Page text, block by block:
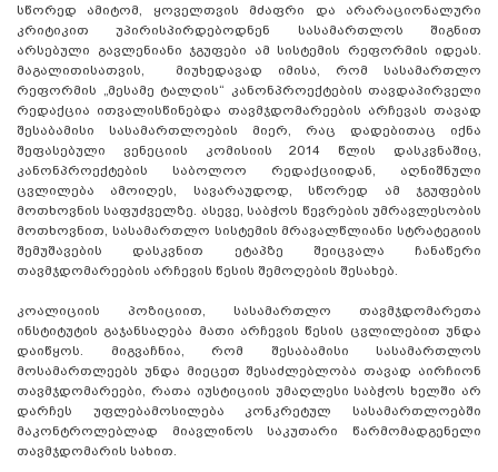
სწორედ ამიტომ, ყოველთვის მძაფრი და არარაციონალური
კრიტიკით უპირისპირდებოდნენ სასამართლოს შიგნით
არსებული გავლენიანი ჯგუფები ამ სისტემის რეფორმის იდეას.
მაგალითისათვის, მიუხედავად იმისა, რომ სასამართლო
რეფორმის „მესამე ტალღის“ კანონპროექტების თავდაპირველი
რედაქცია ითვალისწინებდა თავმჯდომარეების არჩევას თავად
შესაბამისი სასამართლოების მიერ, რაც დადებითაც იქნა
შეფასებული ვენეციის კომისიის 2014 წლის დასკვნაშიც,
კანონპროექტების საბოლოო რედაქციიდან, აღნიშნული
ცვლილება ამოიღეს, სავარაუდოდ, სწორედ ამ ჯგუფების
მოთხოვნის საფუძველზე. ასევე, საბჭოს წევრების უმრავლესობის
მოთხოვნით, სასამართლო სისტემის მრავალწლიანი სტრატეგიის
შემუშავების დასკვნით ეტაპზე შეიცვალა ჩანაწერი
თავმჯდომარეების არჩევის წესის შემოღების შესახებ.
კოალიციის პოზიციით, სასამართლო თავმჯდომარეთა
ინსტიტუტის გაჯანსაღება მათი არჩევის წესის ცვლილებით უნდა
დაიწყოს. მიგვაჩნია, რომ შესაბამისი სასამართლოს
მოსამართლეებს უნდა მიეცეთ შესაძლებლობა თავად აირჩიონ
თავმჯდომარეები, რათა იუსტიციის უმაღლესი საბჭოს ხელში არ
დარჩეს უფლებამოსილება კონკრეტულ სასამართლოებში
მაკონტროლებლად მიავლინოს საკუთარი წარმომადგენელი
თავმჯდომარის სახით.